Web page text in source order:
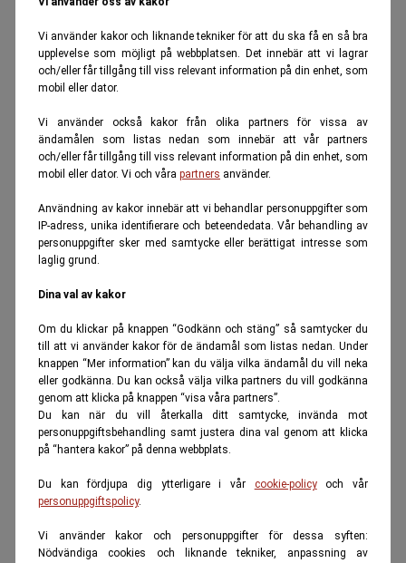
Vi använder kakor och liknande tekniker för att du ska få en så bra
upplevelse som möjligt på webbplatsen. Det innebär att vi lagrar
och/eller får tillgång till viss relevant information på din enhet, som
mobil eller dator.
Vi använder också kakor från olika partners för vissa av
ändamålen som listas nedan som innebär att vår partners
och/eller får tillgång till viss relevant information på din enhet, som
mobil eller dator. Vi och våra partners använder.
Användning av kakor innebär att vi behandlar personuppgifter som
IP-adress, unika identifierare och beteendedata. Vår behandling av
personuppgifter sker med samtycke eller berättigat intresse som
laglig grund.
Dina val av kakor
Om du klickar på knappen “Godkänn och stäng” så samtycker du
till att vi använder kakor för de ändamål som listas nedan. Under
knappen “Mer information” kan du välja vilka ändamål du vill neka
eller godkänna. Du kan också välja vilka partners du vill godkänna
genom att klicka på knappen “visa våra partners”.
Du kan när du vill återkalla ditt samtycke, invända mot
personuppgiftsbehandling samt justera dina val genom att klicka
på “hantera kakor” på denna webbplats.
Du kan fördjupa dig ytterligare i vår cookie-policyoch vår
personuppgiftspolicy.
Vi använder kakor och personuppgifter för dessa syften:
Nödvändiga cookies och liknande tekniker, anpassning av